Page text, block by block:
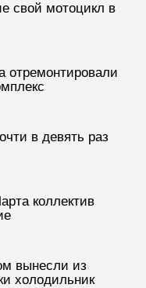
свой мотоцикл в
отремонтировали
в девять раз
коллектив
вынесли из
холодильник